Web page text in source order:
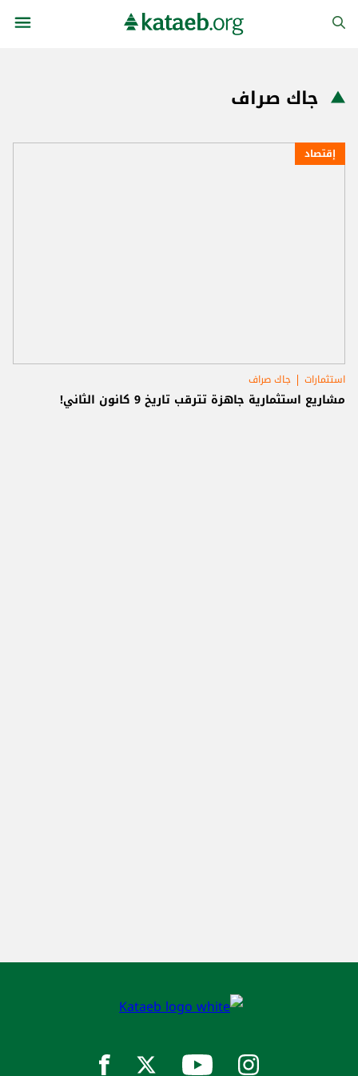
جاك صراف
إقتصاد
استثمارات جاك صراف
مشاريع استثمارية جاهزة تترقب تاريخ 9 كانون الثاني!